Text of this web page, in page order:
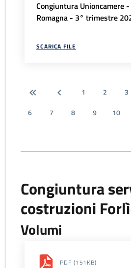
Congiuntura Unioncamere
Romagna - 3° trimestre
SCARICA FILE
1 2 3
6
7 8 9 10
Congiuntura
costruzioni
Volumi
PDF (151KB)